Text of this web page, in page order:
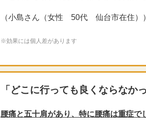
（小島さん（女性 50代 仙台市在住））
※効果には個人差があります
「どこに行っても良くならなか
腰痛と五十肩があり、特に腰痛は重症で